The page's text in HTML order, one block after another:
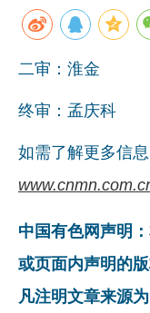
地矿 建设
二审：淮金
终审：孟庆科
如需了解更多信
中国有色网声明
或页面内声明的版
凡注明文章来源